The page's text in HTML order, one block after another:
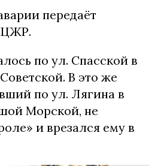
передаёт
по ул. Спасской в
В это же
по ул. Лягина в
Морской, не
и врезался ему в